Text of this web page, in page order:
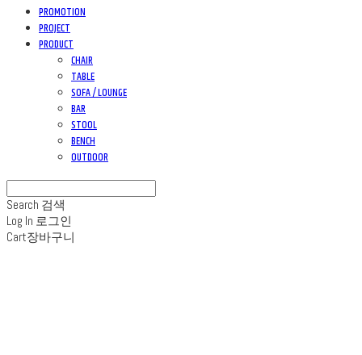
PROMOTION
PROJECT
PRODUCT
CHAIR
TABLE
SOFA / LOUNGE
BAR
STOOL
BENCH
OUTDOOR
Search 검색
Log In 로그인
Cart장바구니